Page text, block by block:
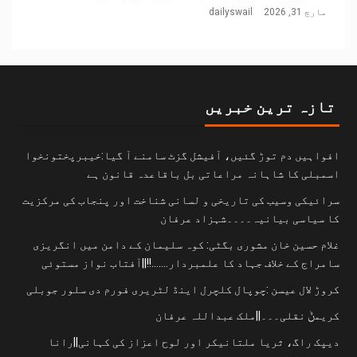
مارچ 31, 2026 dailyswail
تازہ ترین خبریں
افواہیں دم توڑ گئیں، آفیشل گزٹ سامنے آ گیا:خیبرپختونخوا
اسمبلی کا شاہانہ مراعاتی بل باقاعدہ قانون ہے
سرائیکی وسیب کی تاریخی و لسانی شناخت اور پنجاب کی مرکزیت
کا سیاسی بیانیہ۔۔۔۔شہزاد عرفان
غلام حسین خان مشوری بگٹی: کوہ سلیمان کے دامن میں انگریزی
سامراج کے خلاف جہاد کا علمبردار…….!!||آفتاب نواز مستوئی
کروڑ لال عیسن :چوپال کلچرل اینڈ لٹریری فورم دی سلور جوبلی
کریمݨ نقلی۔۔۔||ملک عبداللہ عرفان
دیپک راگ، ثریا ملتانیکر اور لوح اعزاز کی کہانی||رانا